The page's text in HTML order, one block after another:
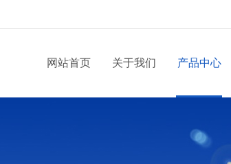
网站首页 关于我们 产品中心